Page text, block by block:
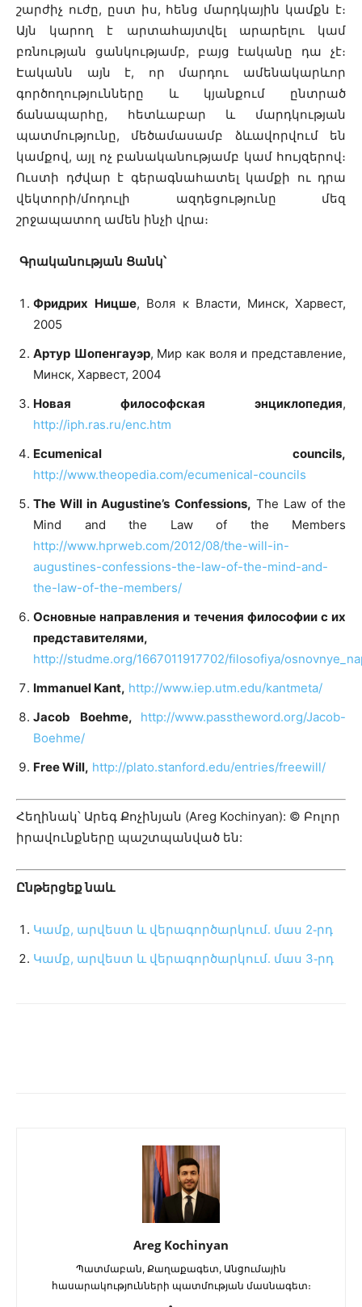
շարժիչ ուժը, ըստ իս, հենց մարդկային կամքն է։
Այն կարող է արտահայտվել արարելու կամ
բռնության ցանկությամբ, բայց էականը դա չէ։
Էականն այն է, որ մարդու ամենակարևոր
գործողությունները և կյանքում ընտրած
ճանապարհը, հետևաբար և մարդկության
պատմությունը, մեծամասամբ ձևավորվում են
կամքով, այլ ոչ բանականությամբ կամ հույզերով։
Ուստի դժվար է գերագնահատել կամքի ու դրա
վեկտորի/մոդուլի ազդեցությունը մեզ
շրջապատող ամեն ինչի վրա։
Գրականության Ցանկ՝
Фридрих Ницше, Воля к Власти, Минск, Харвест,
2005
Артур Шопенгауэр, Мир как воля и представление,
Минск, Харвест, 2004
Новая философская энциклопедия,
http://iph.ras.ru/enc.htm
Ecumenical councils,
http://www.theopedia.com/ecumenical-councils
The Will in Augustine’s Confessions, The Law of the
Mind and the Law of the Members
http://www.hprweb.com/2012/08/the-will-in-
augustines-confessions-the-law-of-the-mind-and-
the-law-of-the-members/
Основные направления и течения философии с их
представителями,
http://studme.org/1667011917702/filosofiya/
Immanuel Kant, http://www.iep.utm.edu/kantmeta/
Jacob Boehme, http://www.passtheword.org/Jacob-
Boehme/
Free Will, http://plato.stanford.edu/entries/freewill/
Հեղինակ՝ Արեգ Քոչինյան (Areg Kochinyan): © Բոլոր
իրավունքները պաշտպանված են:
Ընթերցեք նաև
Կամք, արվեստ և վերագործարկում․ մաս 2֊րդ
Կամք, արվեստ և վերագործարկում․ մաս 3֊րդ
Areg Kochinyan
Պատմաբան, Քաղաքագետ, Անցումային
հասարակությունների պատմության մասնագետ։